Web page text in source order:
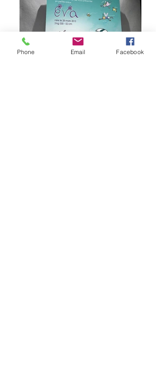
Phone Email Facebook